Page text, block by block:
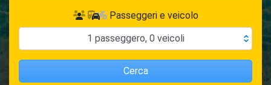
Passeggeri e veicolo
1 passeggero, 0 veicoli
Cerca